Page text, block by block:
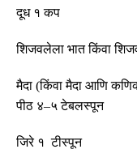
दूध १ कप
शिजवलेला भात किंवा
मैदा (किंवा मैदा आणि
पीठ ४–५ टेबलस्पून
जिरे १टीस्पून